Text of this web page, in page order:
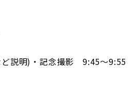
ど説明)・記念撮影 9:45〜9:55